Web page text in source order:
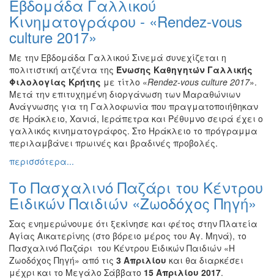
Βιβλίο
Ζωγραφική
Φωτογραφία
Τραγούδι
Μουσική
Κινηματογράφος
Χορός
Θέατρο
Παζάρι
Ειδών
Συνέδρια
Ημερίδες
-
Διημερίδες
Σεμινάρια-
Διαλέξεις-
Ομιλίες
Εβδομάδα Γαλλικού
Κινηματογράφου - «Rendez-vous
culture 2017»
Με την Εβδομάδα Γαλλικού Σινεμά συνεχίζεται η
πολιτιστική ατζέντα της Ένωσης Καθηγητών Γαλλικής
Φιλολογίας Κρήτης με τίτλο «Rendez-vous culture 2017».
Μετά την επιτυχημένη διοργάνωση των Μαραθώνιων
Ανάγνωσης για τη Γαλλοφωνία που πραγματοποιήθηκαν
σε Ηράκλειο, Χανιά, Ιεράπετρα και Ρέθυμνο σειρά έχει ο
γαλλικός κινηματογράφος. Στο Ηράκλειο το πρόγραμμα
περιλαμβάνει πρωινές και βραδινές προβολές.
περισσότερα...
Το Πασχαλινό Παζάρι του Κέντρου
Ειδικών Παιδιών «Ζωοδόχος Πηγή»
Σας ενημερώνουμε ότι ξεκίνησε και φέτος στην Πλατεία
Αγίας Αικατερίνης (στο βόρειο μέρος του Αγ. Μηνά), το
Πασχαλινό Παζάρι του Κέντρου Ειδικών Παιδιών «Η
Ζωοδόχος Πηγή» από τις 3 Απριλίου και θα διαρκέσει
μέχρι και το Μεγάλο Σάββατο 15 Απριλίου 2017.